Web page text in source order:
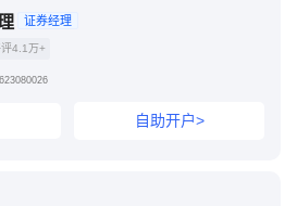
金最低
证券经理
4.1万+
自助开户>